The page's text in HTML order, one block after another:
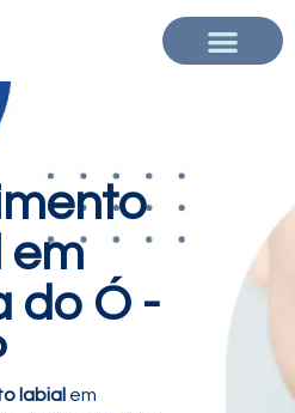
em
do Ó -
labial em